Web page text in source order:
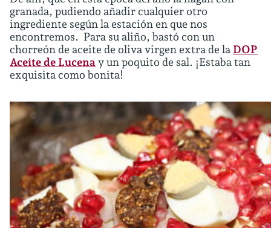
granada, pudiendo añadir cualquier otro
ingrediente según la estación en que nos
encontremos. Para su aliño, bastó con un
chorreón de aceite de oliva virgen extra de la DOP
Aceite de Lucena y un poquito de sal. ¡Estaba tan
exquisita como bonita!